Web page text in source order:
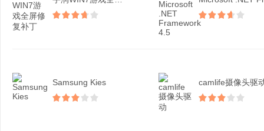
Samsung Kies camlife摄像头驱